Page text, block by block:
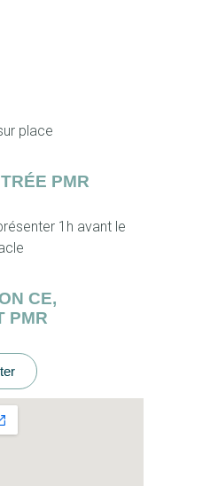
place
PMR
1h avant le
CE,
PMR